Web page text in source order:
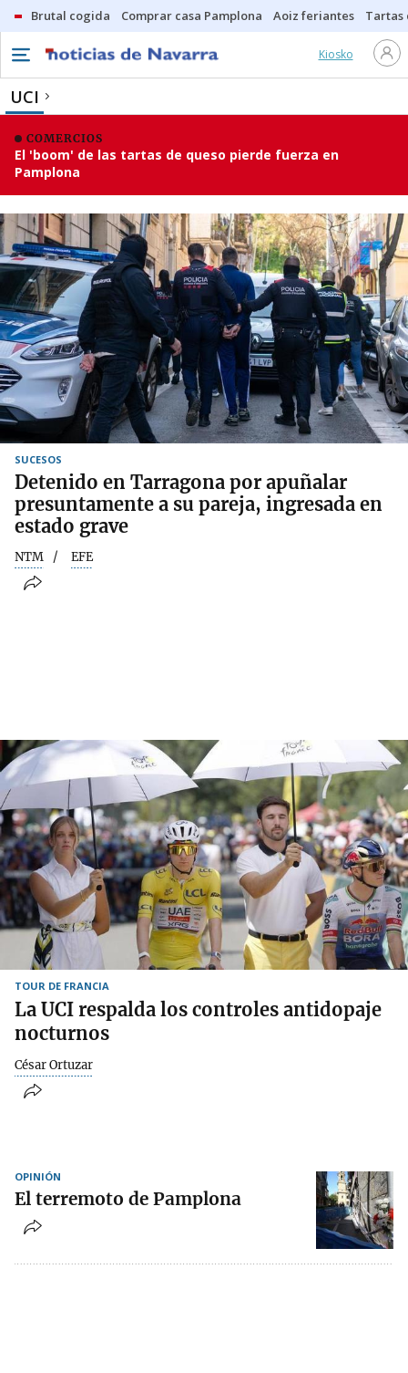
Brutal cogida Comprar casa Pamplona Aoiz feriantes Tartas
Kiosko
UCI
COMERCIOS
El 'boom' de las tartas de queso pierde fuerza en
Pamplona
SUCESOS
Detenido en Tarragona por apuñalar
presuntamente a su pareja, ingresada en
estado grave
NTM EFE
TOUR DE FRANCIA
La UCI respalda los controles antidopaje
nocturnos
César Ortuzar
OPINIÓN
El terremoto de Pamplona